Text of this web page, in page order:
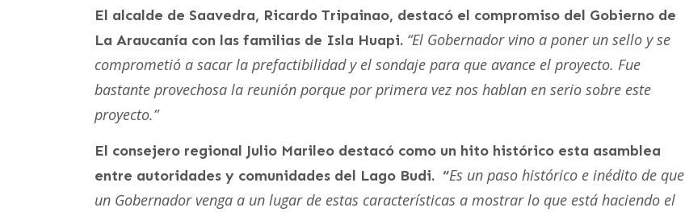
El alcalde de Saavedra, Ricardo Tripainao, destacó el compromiso del Gobierno de
La Araucanía con las familias de Isla Huapi. “El Gobernador vino a poner un sello y se
comprometió a sacar la prefactibilidad y el sondaje para que avance el proyecto. Fue
bastante provechosa la reunión porque por primera vez nos hablan en serio sobre este
proyecto.”
El consejero regional Julio Marileo destacó como un hito histórico esta asamblea
entre autoridades y comunidades del Lago Budi. “Es un paso histórico e inédito de que
un Gobernador venga a un lugar de estas características a mostrar lo que está haciendo el